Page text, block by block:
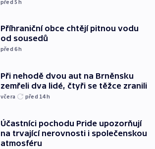
před 5h
Příhraniční obce chtějí pitnou vodu
od sousedů
před 6h
Při nehodě dvou aut na Brněnsku
zemřeli dva lidé, čtyři se těžce zranili
včera před 14h
Účastníci pochodu Pride upozorňují
na trvající nerovnosti i společenskou
atmosféru